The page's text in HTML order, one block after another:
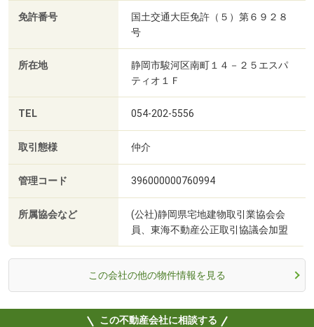
免許番号
国土交通大臣免許（５）第６９２８
号
所在地
静岡市駿河区南町１４－２５エスパ
ティオ１Ｆ
TEL 054-202-5556
取引態様 仲介
管理コード 396000000760994
所属協会など
(公社)静岡県宅地建物取引業協会会
員、東海不動産公正取引協議会加盟
この会社の他の物件情報を見る
この不動産会社に相談する